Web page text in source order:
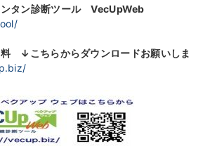
タン診断ツール VecUpWeb
↓こちらからダウンロードお願いしま